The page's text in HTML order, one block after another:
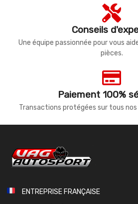
Conseils
Une équipe passionnée pour vous
pièces.
Paiement 100%
Transactions protégées sur tous
ENTREPRISE FRANÇAISE